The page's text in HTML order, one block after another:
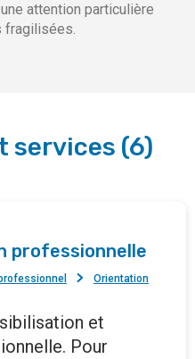
attention particulière
fragilisées.
services (6)
professionnelle
Orientation
et
Pour